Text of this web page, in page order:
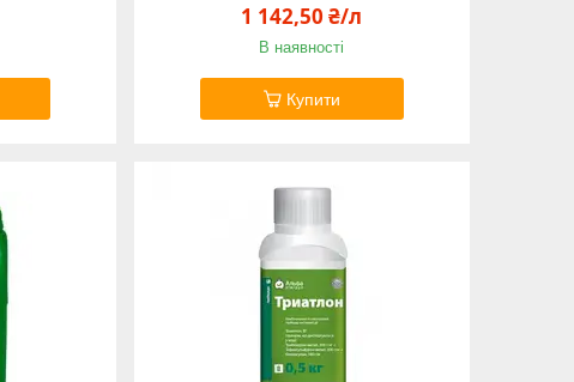
1 142,50 ₴/л
В наявності
Купити